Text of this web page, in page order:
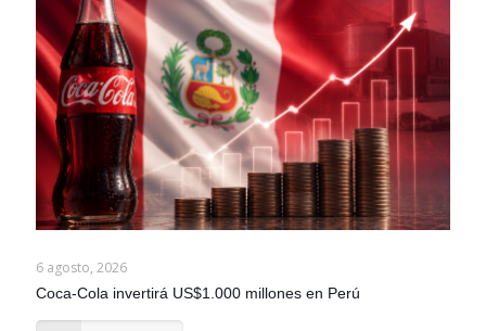
6 agosto, 2026
Coca-Cola invertirá US$1.000 millones en Perú